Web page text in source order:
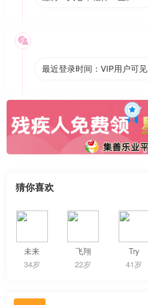

最近登录时间：VIP用户可见
猜你喜欢
未来
34岁
飞翔
22岁
Try
41岁